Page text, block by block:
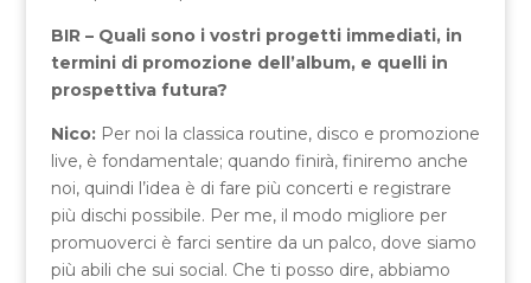
BIR – Quali sono i vostri progetti immediati, in
termini di promozione dell’album, e quelli in
prospettiva futura?
Nico:Per noi la classica routine, disco e promozione
live, è fondamentale; quando finirà, finiremo anche
noi, quindi l’idea è di fare più concerti e registrare
più dischi possibile. Per me, il modo migliore per
promuoverci è farci sentire da un palco, dove siamo
più abili che sui social. Che ti posso dire, abbiamo